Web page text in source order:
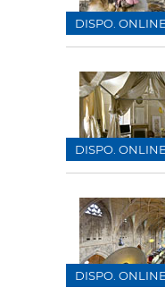
DISPO. ONLINE
DISPO. ONLINE
DISPO. ONLINE